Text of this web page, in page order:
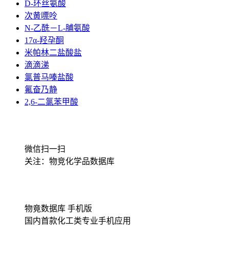
D-环丝氨酸
次黄嘌呤
N-乙酰－L-脯氨酸
17α-羟孕酮
米帕林二盐酸盐
滴滴涕
氯普马嗪盐酸
氟奋乃静
2,6-二氯苯甲酸
微信扫一扫
关注：物竞化学品数据库
物竟数据库 手机版
国内首款化工类专业手机应用